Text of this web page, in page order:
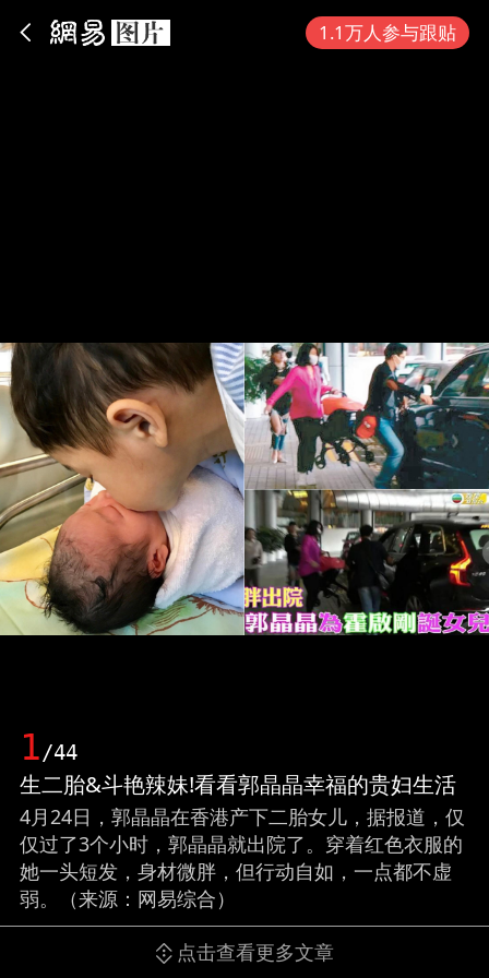
1.1万人参与跟贴
1/44
生二胎&斗艳辣妹!看看郭晶晶幸福的贵妇生活
4月24日，郭晶晶在香港产下二胎女儿，据报道，仅
仅过了3个小时，郭晶晶就出院了。穿着红色衣服的
她一头短发，身材微胖，但行动自如，一点都不虚
弱。（来源：网易综合）
点击查看更多文章